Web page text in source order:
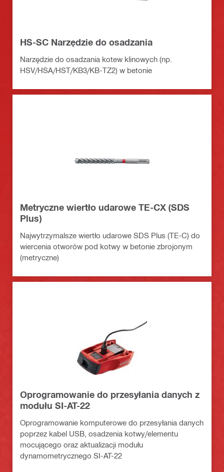
HS-SC Narzędzie do osadzania
Narzędzie do osadzania kotew klinowych (np.
HSV/HSA/HST/KB3/KB-TZ2) w betonie
Metryczne wiertło udarowe TE-CX (SDS
Plus)
Najwytrzymalsze wiertło udarowe SDS Plus (TE-C) do
wiercenia otworów pod kotwy w betonie zbrojonym
(metryczne)
Oprogramowanie do przesyłania danych z
modułu SI-AT-22
Oprogramowanie komputerowe do przesyłania danych
poprzez kabel USB, osadzenia kotwy/elementu
mocującego oraz aktualizacji modułu
dynamometrycznego SI-AT-22